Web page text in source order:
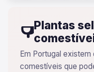
Plantas
Em Portugal
comestíveis que